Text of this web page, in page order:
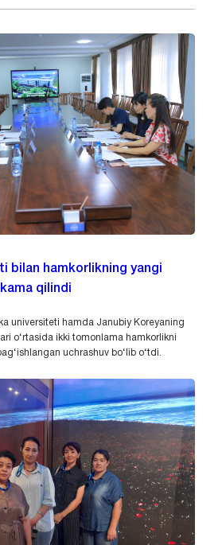
bilan hamkorlikning yangi
qilindi
universiteti hamda Janubiy Koreyaning
o‘rtasida ikki tomonlama hamkorlikni
uchrashuv bo‘lib o‘tdi.